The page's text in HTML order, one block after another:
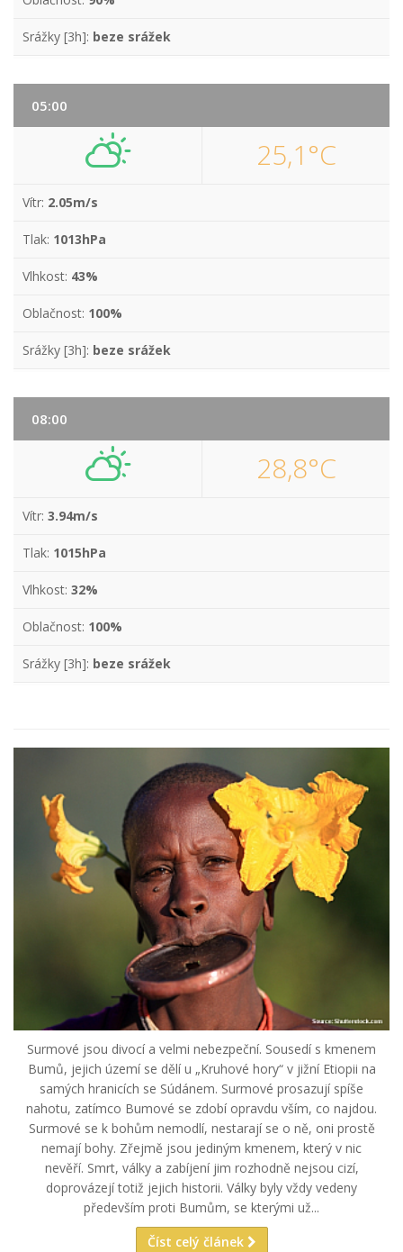
Srážky [3h]: beze srážek
05:00
25,1°C
Vítr: 2.05m/s
Tlak: 1013hPa
Vlhkost: 43%
Oblačnost: 100%
Srážky [3h]: beze srážek
08:00
28,8°C
Vítr: 3.94m/s
Tlak: 1015hPa
Vlhkost: 32%
Oblačnost: 100%
Srážky [3h]: beze srážek
Surmové jsou divocí a velmi nebezpeční. Sousedí s kmenem
Bumů, jejich území se dělí u „Kruhové hory“ v jižní Etiopii na
samých hranicích se Súdánem. Surmové prosazují spíše
nahotu, zatímco Bumové se zdobí opravdu vším, co najdou.
Surmové se k bohům nemodlí, nestarají se o ně, oni prostě
nemají bohy. Zřejmě jsou jediným kmenem, který v nic
nevěří. Smrt, války a zabíjení jim rozhodně nejsou cizí,
doprovázejí totiž jejich historii. Války byly vždy vedeny
především proti Bumům, se kterými už...
Číst celý článek